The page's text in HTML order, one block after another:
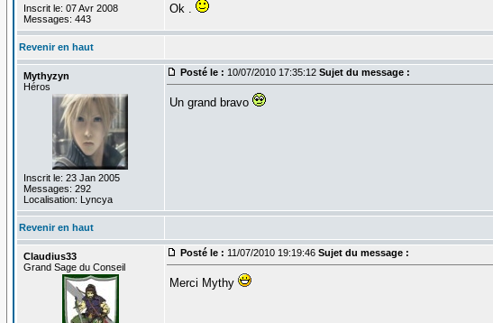
Inscrit le: 07 Avr 2008
Messages: 443
Ok .
Revenir en haut
Mythyzyn
Héros
Inscrit le: 23 Jan 2005
Messages: 292
Localisation: Lyncya
Posté le : 10/07/2010 17:35:12 Sujet du message :
Un grand bravo
Revenir en haut
Claudius33
Grand Sage du Conseil
Posté le : 11/07/2010 19:19:46 Sujet du message :
Merci Mythy